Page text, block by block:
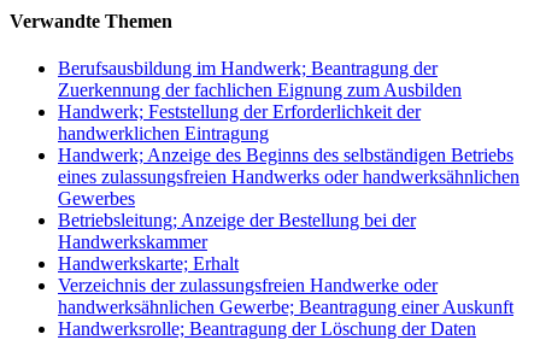
Verwandte Themen
Berufsausbildung im Handwerk; Beantragung der
Zuerkennung der fachlichen Eignung zum Ausbilden
Handwerk; Feststellung der Erforderlichkeit der
handwerklichen Eintragung
Handwerk; Anzeige des Beginns des selbständigen Betriebs
eines zulassungsfreien Handwerks oder handwerksähnlichen
Gewerbes
Betriebsleitung; Anzeige der Bestellung bei der
Handwerkskammer
Handwerkskarte; Erhalt
Verzeichnis der zulassungsfreien Handwerke oder
handwerksähnlichen Gewerbe; Beantragung einer Auskunft
Handwerksrolle; Beantragung der Löschung der Daten